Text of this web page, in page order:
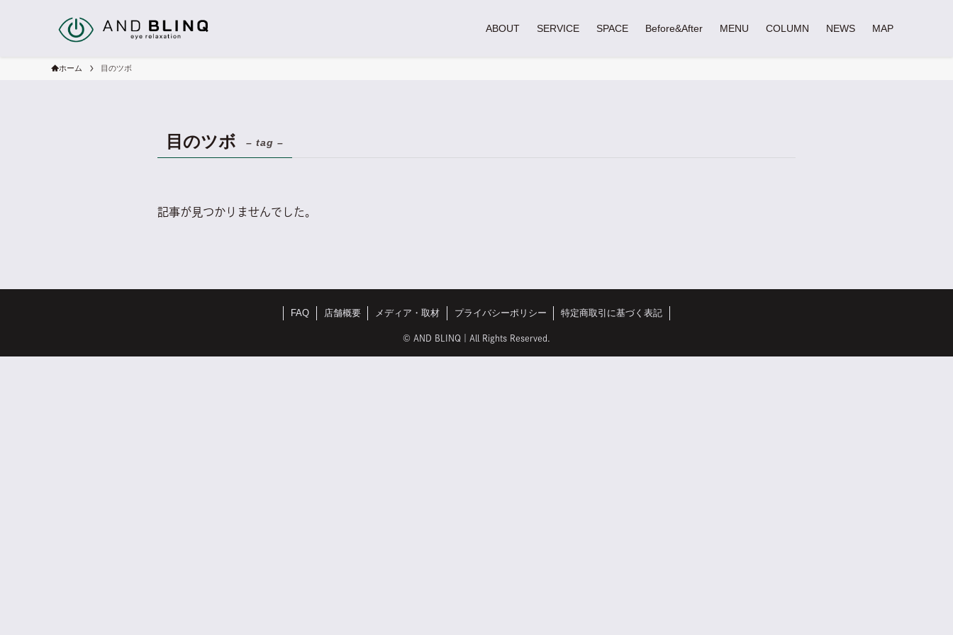
ABOUT SERVICE SPACE Before&After MENU COLUMN NEWS MAP
ホーム 目のツボ
目のツボ – tag –
記事が見つかりませんでした。
FAQ 店舗概要 メディア・取材 プライバシーポリシー 特定商取引に基づく表記
© AND BLINQ｜All Rights Reserved.